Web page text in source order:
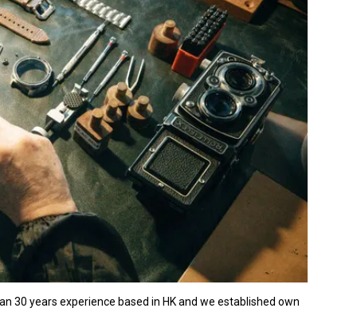
30 years experience based in HK and we established own